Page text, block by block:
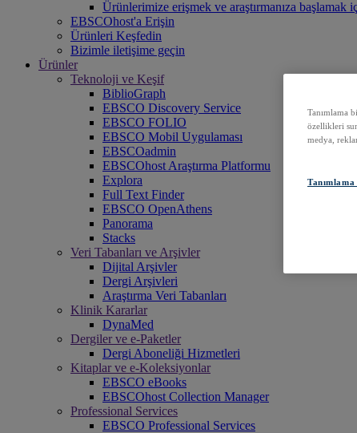
Ürünlerimize erişmek ve araştırmanıza başlamak
EBSCOhost'a Erişin
Ürünleri Keşfedin
Bizimle iletişime geçin
Ürünler
Teknoloji ve Keşif
BiblioGraph
EBSCO Discovery Service
EBSCO FOLIO
EBSCO Mobil Uygulaması
EBSCOadmin
EBSCOhost Araştırma Platformu
Explora
Full Text Finder
EBSCO OpenAthens
Panorama
Stacks
Veri Tabanları ve Arşivler
Dijital Arşivler
Dergi Arşivleri
Araştırma Veri Tabanları
Klinik Kararlar
DynaMed
Dergiler ve e-Paketler
Dergi Aboneliği Hizmetleri
Kitaplar ve e-Koleksiyonlar
EBSCO eBooks
EBSCOhost Collection Manager
Professional Services
EBSCO Professional Services
Tanımlama
özellikleri
medya,